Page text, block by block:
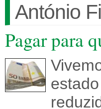
António
Pagar para